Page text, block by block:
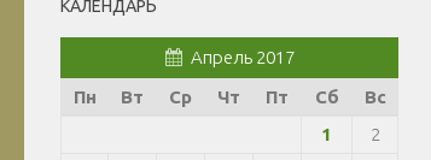
КАЛЕНДАРЬ
Апрель 2017
Пн
Вт Ср Чт Пт Сб
Вс
1
2